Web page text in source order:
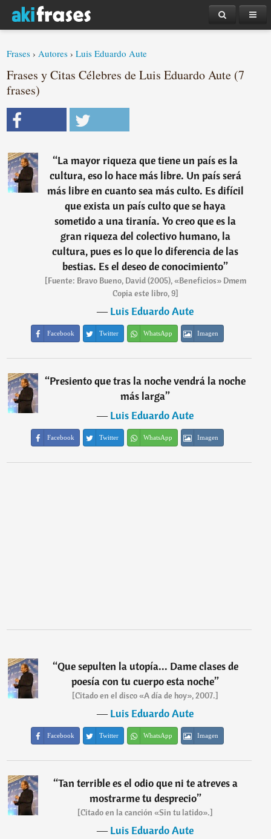
Frases ›Autores ›Luis Eduardo Aute
Frases y Citas Célebres de Luis Eduardo Aute (7
frases)
“La mayor riqueza que tiene un país es la
cultura, eso lo hace más libre. Un país será
más libre en cuanto sea más culto. Es difícil
que exista un país culto que se haya
sometido a una tiranía. Yo creo que es la
gran riqueza del colectivo humano, la
cultura, pues es lo que lo diferencia de las
bestias. Es el deseo de conocimiento”
[Fuente: Bravo Bueno, David (2005), «Beneficios» Dmem
Copia este libro, 9]
―Luis Eduardo Aute
Facebook Twitter WhatsApp Imagen
“Presiento que tras la noche vendrá la noche
más larga”
―Luis Eduardo Aute
Facebook Twitter WhatsApp Imagen
“Que sepulten la utopía... Dame clases de
poesía con tu cuerpo esta noche”
[Citado en el disco «A día de hoy», 2007.]
―Luis Eduardo Aute
Facebook Twitter WhatsApp Imagen
“Tan terrible es el odio que ni te atreves a
mostrarme tu desprecio”
[Citado en la canción «Sin tu latido».]
―Luis Eduardo Aute